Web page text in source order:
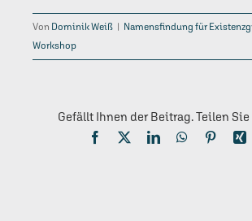
Von Dominik Weiß
Namensfindung für
Workshop
Gefällt Ihnen der Beitrag. Teilen
Facebook LinkedInWhatsApp